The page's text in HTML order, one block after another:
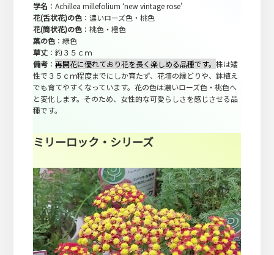
学名 ：Achillea millefolium ‘new vintage rose’
花(舌状花)の色：濃いローズ色・桃色
花(筒状花)の色：桃色・橙色
葉の色：緑色
草丈：約３５ｃｍ
備考： 再開花に優れており花を長く楽しめる品種です。 株は矮
性で３５ｃｍ程度までにしか育たず、花壇の縁どりや、鉢植え
でも育てやすくなっています。花の色は濃いローズ色・桃色へ
と変化します。そのため、女性的な可愛らしさを感じさせる品
種です。
ミリーロック・シリーズ